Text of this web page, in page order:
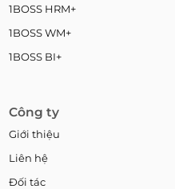
1BOSS HRM+
1BOSS WM+
1BOSS BI+
Công ty
Giới thiệu
Liên hệ
Đối tác